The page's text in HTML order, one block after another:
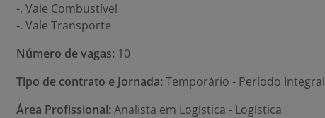
-. Vale Combustível
-. Vale Transporte
Número de vagas: 10
Tipo de contrato e Jornada: Temporário - Período Integral
Área Profissional: Analista em Logística - Logística